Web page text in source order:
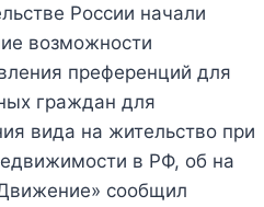
России начали
возможности
преференций для
граждан для
вида на жительство при
в РФ, об на
сообщил